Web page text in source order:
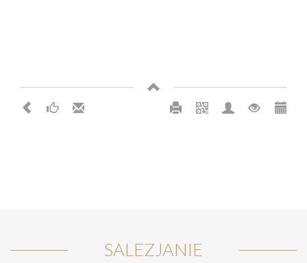
SALEZJANIE